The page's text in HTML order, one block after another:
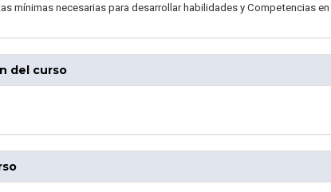
mínimas necesarias para desarrollar habilidades y Competencias
del curso